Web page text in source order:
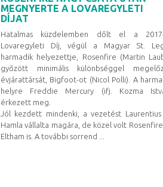
MEGNYERTE A LOVAREGYLETI
DÍJAT
Hatalmas küzdelemben dőlt el a
Lovaregyleti Díj, végül a Magyar St.
harmadik helyezettje, Rosenfire (Martin
győzött minimális különbséggel
évjárattársát, Bigfoot-ot (Nicol Polli). A
helyre Freddie Mercury (ifj. Kozma
érkezett meg.
Jól kezdett mindenki, a vezetést Laurentius
Hamla vállalta magára, de közel volt
Eltham is. A további sorrend ...